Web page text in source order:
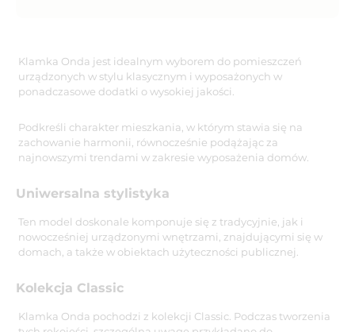
Klamka Onda jest idealnym wyborem do pomieszczeń
urządzonych w stylu klasycznym i wyposażonych w
ponadczasowe dodatki o wysokiej jakości.
Podkreśli charakter mieszkania, w którym stawia się na
zachowanie harmonii, równocześnie podążając za
najnowszymi trendami w zakresie wyposażenia domów.
Uniwersalna stylistyka
Ten model doskonale komponuje się z tradycyjnie, jak i
nowocześniej urządzonymi wnętrzami, znajdującymi się w
domach, a także w obiektach użyteczności publicznej.
Kolekcja Classic
Klamka Onda pochodzi z kolekcji Classic. Podczas tworzenia